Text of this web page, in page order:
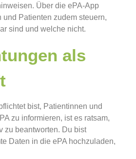
Über die ePA-App
und Patienten zudem steuern,
sind und welche nicht.
als
bist, Patientinnen und
zu informieren, ist es ratsam,
zu beantworten. Du bist
Daten in die ePA hochzuladen,